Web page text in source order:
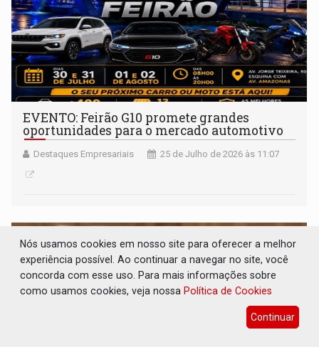
EVENTO: Feirão G10 promete grandes
oportunidades para o mercado automotivo
Destaques Empresariais 25 de Julho de 2026 às 11:07
Nós usamos cookies em nosso site para oferecer a melhor
experiência possível. Ao continuar a navegar no site, você
concorda com esse uso. Para mais informações sobre
como usamos cookies, veja nossa Política de Cookies
Continuar